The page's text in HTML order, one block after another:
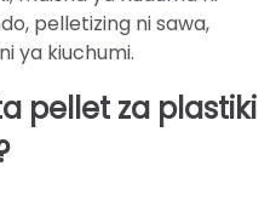
pelletizing ni sawa,
ya kiuchumi.
pellet za plastiki